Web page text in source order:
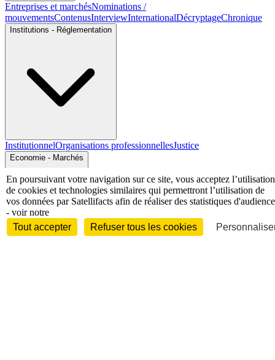
Entreprises et marchésNominations /
mouvementsContenusInterviewInternationalDécryptageChronique
Institutions - Réglementation
InstitutionnelOrganisations professionnellesJustice
Economie - Marchés
En poursuivant votre navigation sur ce site, vous acceptez l’utilisation
de cookies et technologies similaires qui permettront l’utilisation de
vos données par Satellifacts afin de réaliser des statistiques d'audience
- voir notre
Tout accepter
Refuser tous les cookies